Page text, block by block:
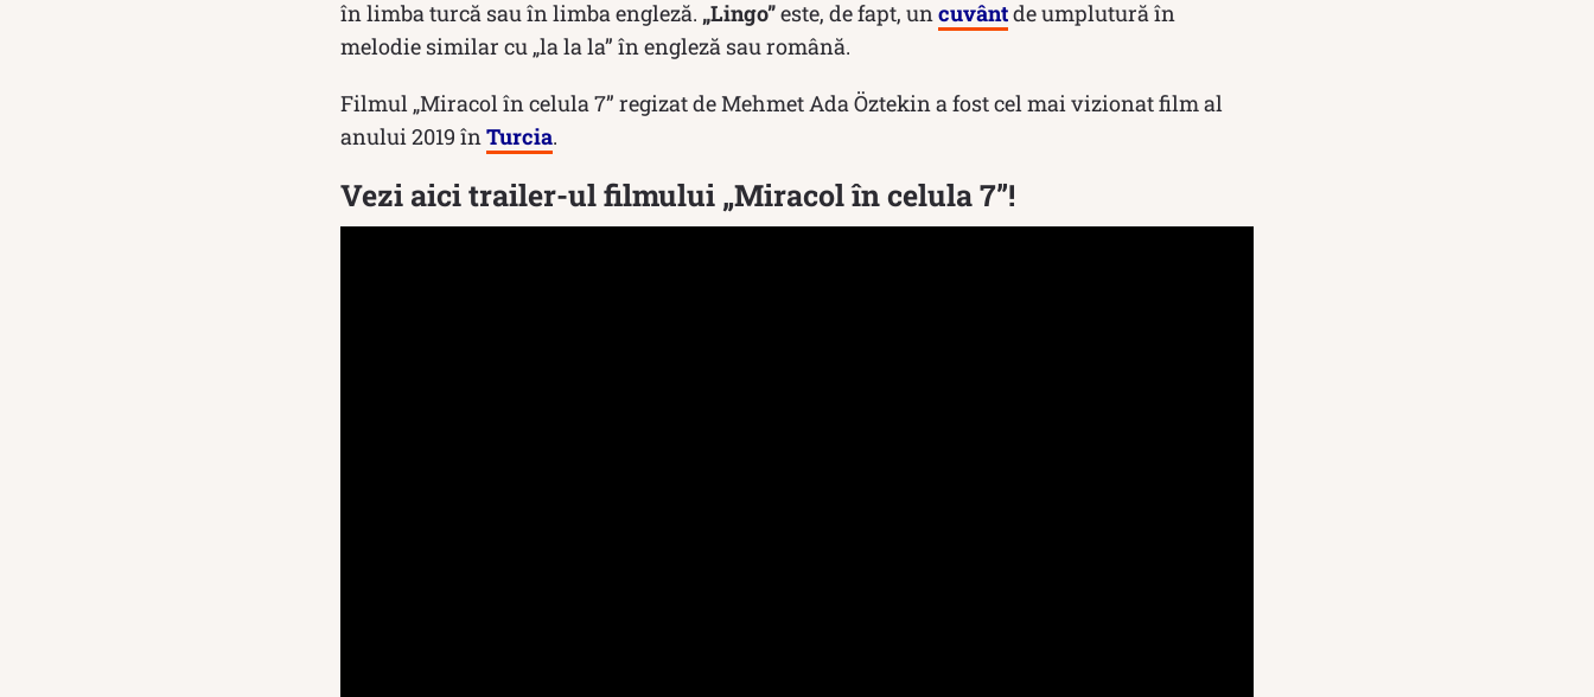
în limba turcă sau în limba engleză. „Lingo”este, de fapt, un cuvântde umplutură în
melodie similar cu „la la la” în engleză sau română.
Filmul „Miracol în celula 7” regizat de Mehmet Ada Öztekin a fost cel mai vizionat film al
anului 2019 în Turcia.
Vezi aici trailer-ul filmului „Miracol în celula 7”!